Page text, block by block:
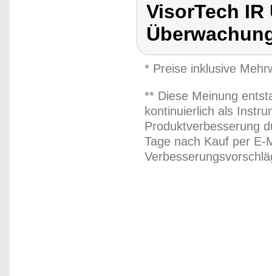
VisorTech IR
* Preise inklusive
** Diese Meinung
kontinuierlich als
Produktverbesserung
Tage nach Kauf per E-